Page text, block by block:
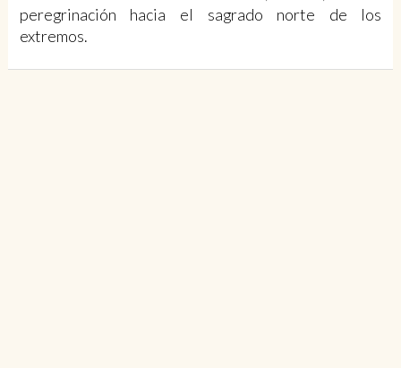
peregrinación hacia el sagrado norte de los
extremos.